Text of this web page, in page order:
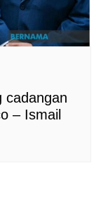
cadangan
– Ismail